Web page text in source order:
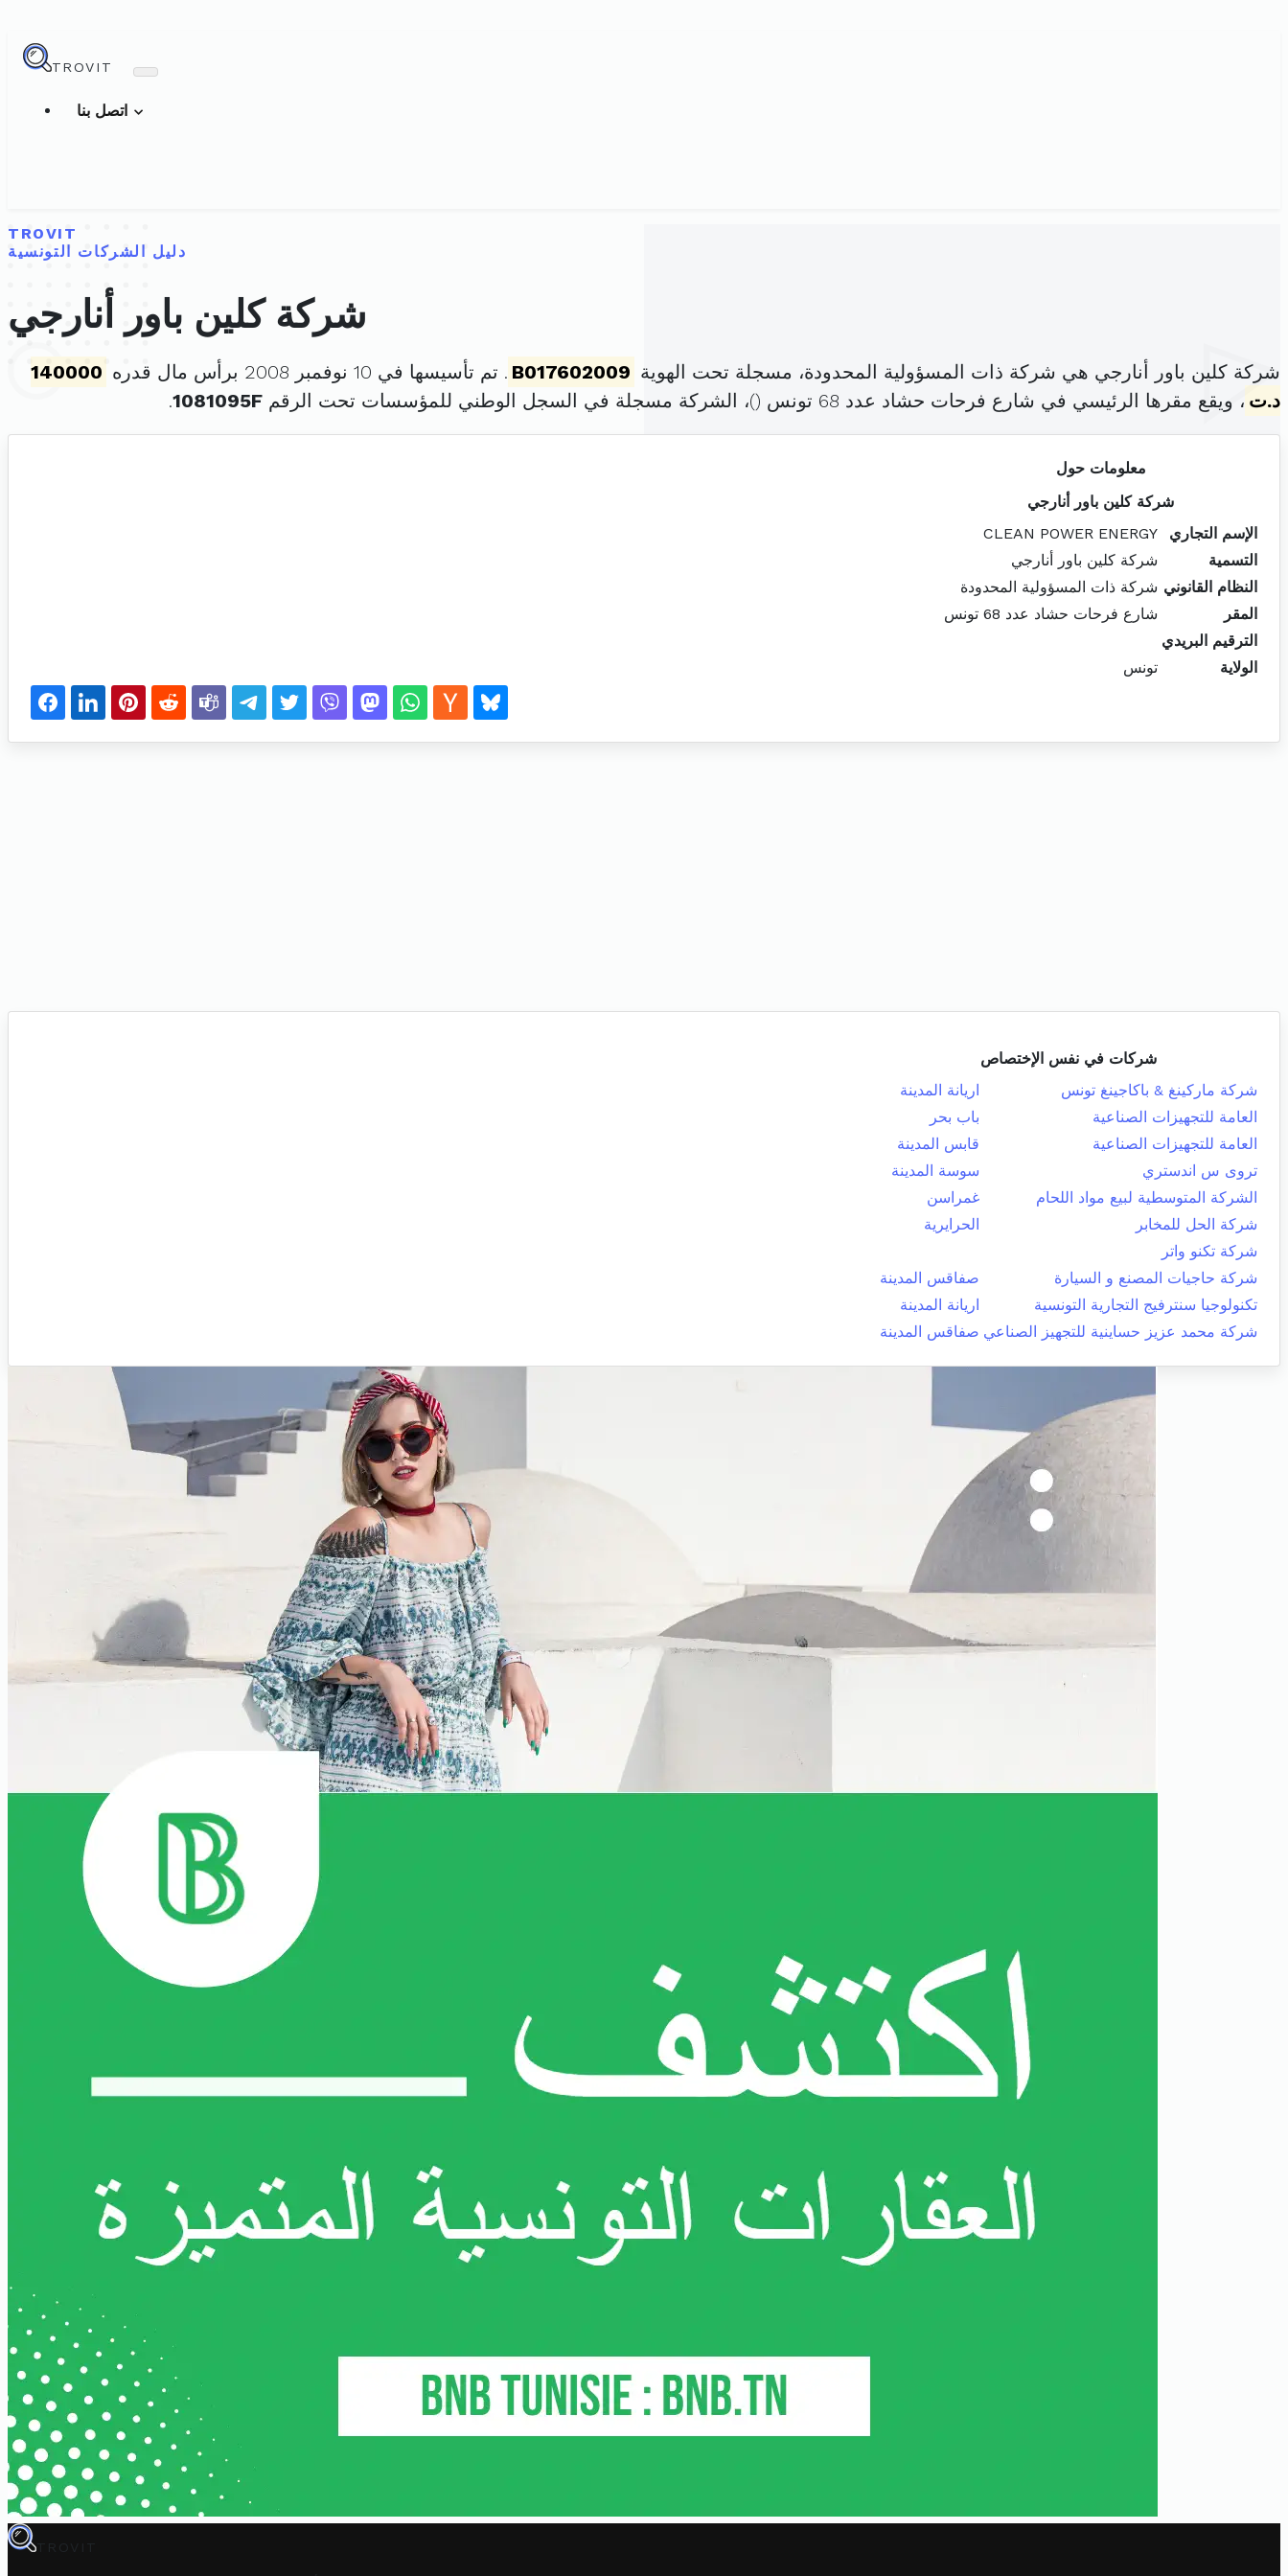
TROVIT
TROVIT
دليل الشركات التونسية
شركة كلين باور أنارجي
شركة كلين باور أنارجي هي شركة ذات المسؤولية المحدودة، مسجلة تحت الهوية B017602009 . تم تأسيسها في 10 نوفمبر 2008 برأس مال قدره
140000
د.ت ، ويقع مقرها الرئيسي في شارع فرحات حشاد عدد 68 تونس ( )، الشركة مسجلة في السجل الوطني للمؤسسات تحت الرقم 1081095F
.
معلومات حول
شركة كلين باور أنارجي
الإسم التجاري
CLEAN POWER ENERGY
التسمية
شركة كلين باور أنارجي
النظام القانوني شركة ذات المسؤولية المحدودة
المقر
شارع فرحات حشاد عدد 68 تونس
الترقيم البريدي
الولاية
تونس
شركات في نفس الإختصاص
شركة ماركينغ & باكاجينغ تونس
اريانة المدينة
العامة للتجهيزات الصناعية
باب بحر
العامة للتجهيزات الصناعية
قابس المدينة
تروى س اندستري
سوسة المدينة
الشركة المتوسطية لبيع مواد اللحام
غمراسن
شركة الحل للمخابر
الحرايرية
شركة تكنو واتر
شركة حاجيات المصنع و السيارة
صفاقس المدينة
تكنولوجيا سنترفيج التجارية التونسية
اريانة المدينة
شركة محمد عزيز حساينية للتجهيز الصناعي صفاقس المدينة
TROVIT